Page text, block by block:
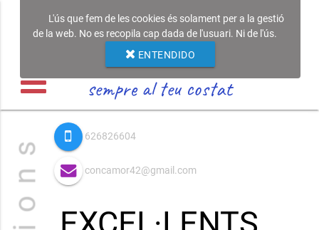
L'ús que fem de les cookies és solament per a la gestió
de la web. No es recopila cap dada de l'usuari. Ni de l'ús.
ENTENDIDO
sempre al teu costat
626826604
concamor42@gmail.com